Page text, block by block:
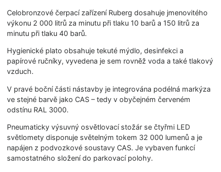
Celobronzové čerpací zařízení Ruberg dosahuje jmenovitého
výkonu 2 000 litrů za minutu při tlaku 10 barů a 150 litrů za
minutu při tlaku 40 barů.
Hygienické plato obsahuje tekuté mýdlo, desinfekci a
papírové ručníky, vyvedena je sem rovněž voda a také tlakový
vzduch.
V pravé boční části nástavby je integrována podélná markýza
ve stejné barvě jako CAS – tedy v obyčejném červeném
odstínu RAL 3000.
Pneumaticky výsuvný osvětlovací stožár se čtyřmi LED
světlomety disponuje světelným tokem 32 000 lumenů a je
napájen z podvozkové soustavy CAS. Je vybaven funkcí
samostatného složení do parkovací polohy.